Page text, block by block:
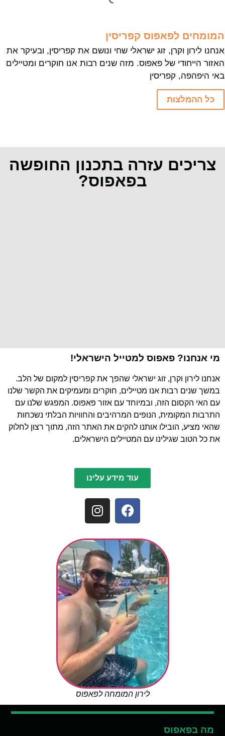
המומחים לפאפוס קפריסין
אנחנו לירון וקרן, זוג ישראלי שחי ונושם את קפריסין, ובעיקר את
האזור הייחודי של פאפוס. מזה שנים רבות אנו חוקרים ומטיילים
באי היפהפה, קפריסין
כל ההמלצות
צריכים עזרה בתכנון החופשה
בפאפוס?
מי אנחנו? פאפוס למטייל הישראלי!
אנחנו לירון וקרן, זוג ישראלי שהפך את קפריסין למקום של הלב.
במשך שנים רבות אנו מטיילים, חוקרים ומעמיקים את הקשר שלנו
עם האי הקסום הזה, ובמיוחד עם אזור פאפוס. המפגש שלנו עם
התרבות המקומית, הנופים המרהיבים והחוויות הבלתי נשכחות
שהאי מציע, הובילו אותנו להקים את האתר הזה, מתוך רצון לחלוק
את כל הטוב שגילינו עם המטיילים הישראלים.
עוד מידע עלינו
לירון המומחה לפאפוס
מה בפאפוס